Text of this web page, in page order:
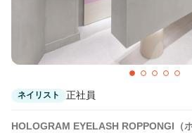
Tink 藤沢【ティンク】
藤沢駅 徒歩4分
ネイリスト 正社員
HOLOGRAM EYELASH ROPPONGI（